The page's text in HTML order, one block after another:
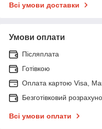
Всі умови доставки
Умови оплати
Післяплата
Готівкою
Оплата картою Visa,
Безготівковий
Всі умови оплати